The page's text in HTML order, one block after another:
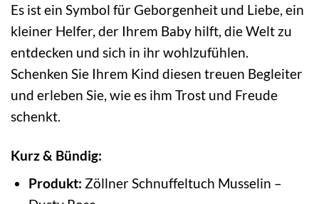
Es ist ein Symbol für Geborgenheit und Liebe, ein
kleiner Helfer, der Ihrem Baby hilft, die Welt zu
entdecken und sich in ihr wohlzufühlen.
Schenken Sie Ihrem Kind diesen treuen Begleiter
und erleben Sie, wie es ihm Trost und Freude
schenkt.
Kurz & Bündig:
Produkt: Zöllner Schnuffeltuch Musselin –